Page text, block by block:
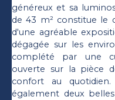
généreux et sa
de 43 m² constitue le
d'une agréable
dégagée sur les
complété par une
ouverte sur la pièce
confort au quotidien.
également deux